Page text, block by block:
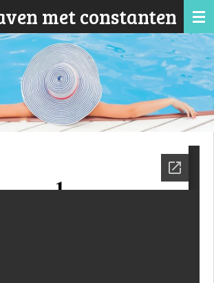
met constanten